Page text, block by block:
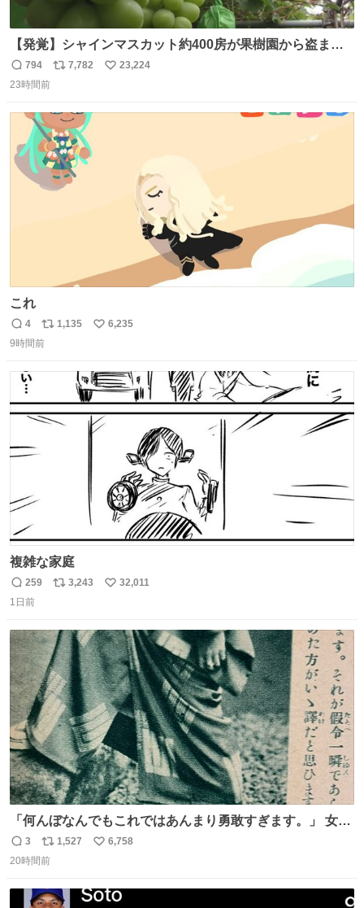
【発覚】シャインマスカット約400房が果樹園から盗まれ
る 栃木・佐野市 news.livedoor.com/article/detail… 被害
に遭った果樹園には防犯カメラなどはなく、シャインマス
今年に入って同様の被害は確認されておらず、警察はパト
ロールを強化する。
返
信
794
リ
ト
数
7,782
い
23,224
23時間前
これ
返
信
4
リ
ポ
数
1,135
い
数
6,235
9時間前
複雑な家庭
返
信
259
リ
ト
数
3,243
い
数
32,011
1日前
「何んぼなんでもこれではあんまり勇敢すぎます。」 女性
の立ち振る舞い指南コーナーで、大股を「下品」や「はし
たない」という言葉を使わず「勇敢すぎます」と洒落っ気
っていきたい… （昭和4年婦人倶楽部新年号より）
返
信
3
リ
ポ
ト
1,527
い
数
6,758
20時間前